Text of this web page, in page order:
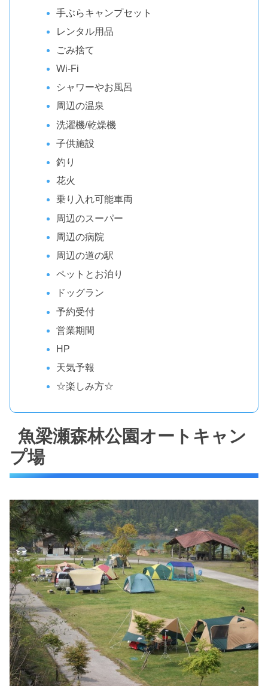
手ぶらキャンプセット
レンタル用品
ごみ捨て
Wi-Fi
シャワーやお風呂
周辺の温泉
洗濯機/乾燥機
子供施設
釣り
花火
乗り入れ可能車両
周辺のスーパー
周辺の病院
周辺の道の駅
ペットとお泊り
ドッグラン
予約受付
営業期間
HP
天気予報
☆楽しみ方☆
魚梁瀬森林公園オートキャン
プ場